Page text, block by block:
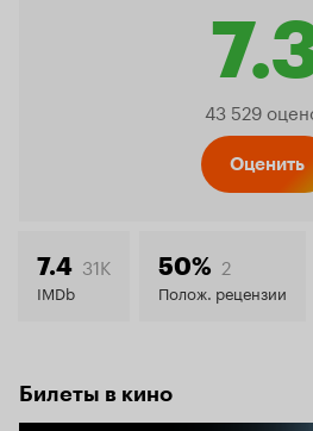
7.3
43 529
Оценить
7.4 31K
IMDb
50% 2
Полож. рецензии
Билеты в кино